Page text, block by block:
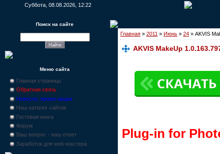
Суббота, 08.08.2026, 12:22
Поиск на сайте
Меню сайта
Главная страница
Обратная связь
Новости, промо-акции
Наш каталог сайтов
Гостевая книга
Форум
Ваш вопрос - наш ответ
Заработок для web-мастера
Главная » 2011 » Июнь » 24 » AKVIS
AKVIS MakeUp
Plug-in for